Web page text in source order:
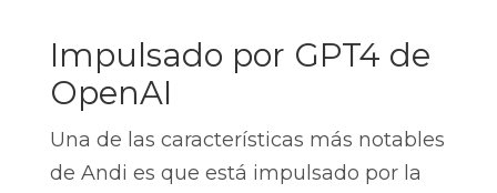
Impulsado por GPT4 de
OpenAI
Una de las características más notables
de Andi es que está impulsado por la